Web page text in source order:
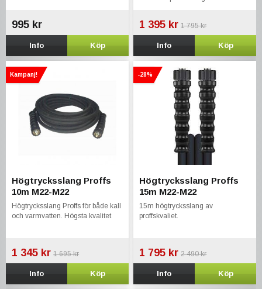
995 kr
Info Köp
1 395 kr 1 795 kr
Info Köp
Kampanj!
Högtrycksslang Proffs
10m M22-M22
Högtrycksslang Proffs för både kall
och varmvatten. Högsta kvalitet
1 345 kr 1 695 kr
Info Köp
-28%
Högtrycksslang Proffs
15m M22-M22
15m högtrycksslang av
proffskvaliet.
1 795 kr 2 490 kr
Info Köp